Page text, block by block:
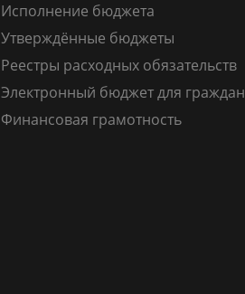
Исполнение бюджета
Утверждённые бюджеты
Реестры расходных обязательств
Электронный бюджет для граждан
Финансовая грамотность